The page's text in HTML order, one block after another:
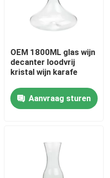
kaars
OEM 1800ML glas wijn
decanter loodvrij
kristal wijn karafe
Aanvraag sturen